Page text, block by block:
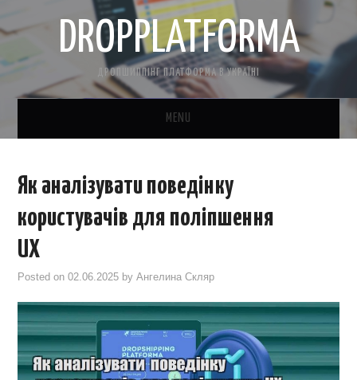
DROPPLATFORMA
ДРОПШИППІНГ ПЛАТФОРМА В УКРАЇНІ
MENU
КОНТАКТНА ІНФОРМАЦІЯ
ПРО НАС
САЙТ БЕЗКОШТОВНО
CRM ДЛЯ ТОВАРКИ
Як аналізувати поведінку
користувачів для поліпшення
UX
Posted on02.06.2025 byАнгелина Скляр